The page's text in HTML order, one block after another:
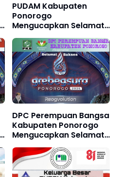
PUDAM Kabupaten
Ponorogo
Mengucapkan Selamat
dan Sukses Grebeg Suro
Festival Reyog Remaja
XXI dan Festival
Nasional Reyog
Ponorogo XXXI Tahun
2026
DPC Perempuan Bangsa
Kabupaten Ponorogo
Mengucapkan Selamat
dan Sukses Grebeg
Suro, FRR XXII & FNRP
XXXI Tahun 2026